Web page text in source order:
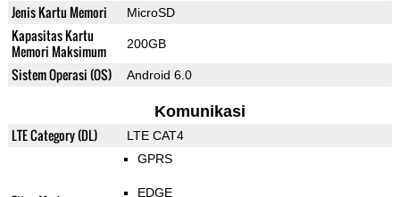
Jenis Kartu Memori MicroSD
Kapasitas Kartu
Memori Maksimum
200GB
Sistem Operasi (OS) Android 6.0
Komunikasi
LTE Category (DL) LTE CAT4
GPRS
EDGE